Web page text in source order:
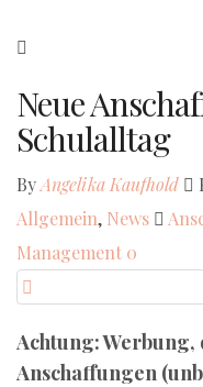
Neue
Schulalltag
ByAngelika Kaufhold
Allgemein, News
Management 0
Achtung:
Anschaffungen